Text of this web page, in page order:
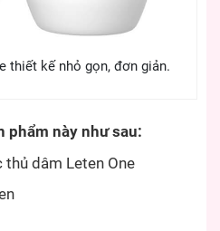
thiết kế nhỏ gọn, đơn giản.
phẩm này như sau:
thủ dâm Leten One